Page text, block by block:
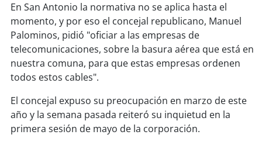
soycopiapó
soyvalparaíso
soyquillota
soysanantonio
soychillán
En San Antonio la normativa no se aplica hasta el
momento, y por eso el concejal republicano, Manuel
Palominos, pidió "oficiar a las empresas de
telecomunicaciones, sobre la basura aérea que está en
nuestra comuna, para que estas empresas ordenen
todos estos cables".
El concejal expuso su preocupación en marzo de este
año y la semana pasada reiteró su inquietud en la
primera sesión de mayo de la corporación.